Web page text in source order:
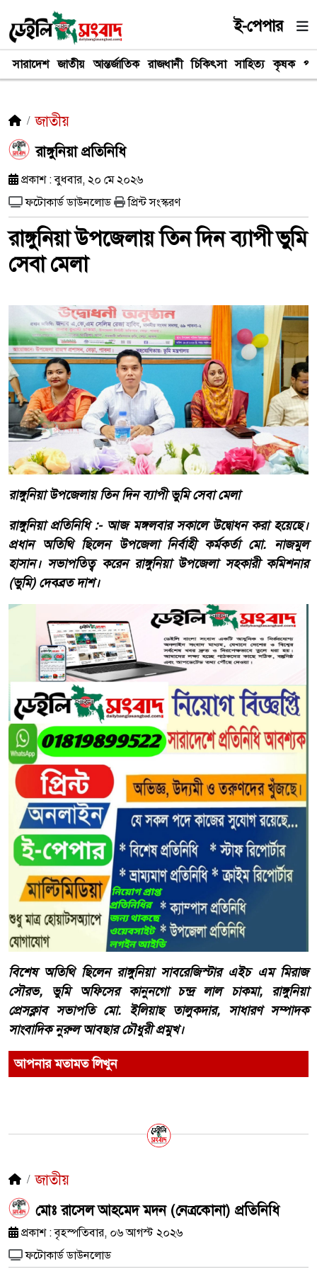
ই-পেপার
সারাদেশ জাতীয় আন্তর্জাতিক রাজধানী চিকিৎসা সাহিত্য কৃষক
জাতীয়
রাঙ্গুনিয়া প্রতিনিধি
প্রকাশ : বুধবার, ২০ মে ২০২৬
ফটোকার্ড ডাউনলোড
প্রিন্ট সংস্করণ
রাঙ্গুনিয়া উপজেলায় তিন দিন ব্যাপী ভুমি
সেবা মেলা
রাঙ্গুনিয়া উপজেলায় তিন দিন ব্যাপী ভুমি সেবা মেলা
রাঙ্গুনিয়া প্রতিনিধি :- আজ মঙ্গলবার সকালে উদ্বোধন করা হয়েছে।
প্রধান অতিথি ছিলেন উপজেলা নির্বাহী কর্মকর্তা মো. নাজমুল
হাসান। সভাপতিত্ব করেন রাঙ্গুনিয়া উপজেলা সহকারী কমিশনার
(ভুমি) দেবব্রত দাশ।
বিশেষ অতিথি ছিলেন রাঙ্গুনিয়া সাবরেজিস্টার এইচ এম মিরাজ
সৌরভ, ভুমি অফিসের কানুনগো চন্দ্র লাল চাকমা, রাঙ্গুনিয়া
প্রেসক্লাব সভাপতি মো. ইলিয়াছ তালুকদার, সাধারণ সম্পাদক
সাংবাদিক নুরুল আবছার চৌধুরী প্রমুখ।
আপনার মতামত লিখুন
জাতীয়
মোঃ রাসেল আহমেদ মদন (নেত্রকোনা) প্রতিনিধি
প্রকাশ : বৃহস্পতিবার, ০৬ আগস্ট ২০২৬
ফটোকার্ড ডাউনলোড